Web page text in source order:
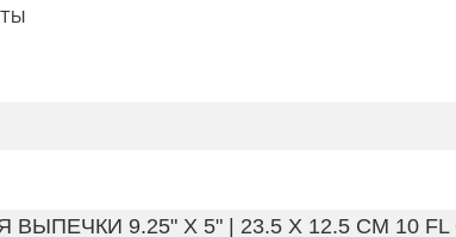
9.25" X 5" | 23.5 X 12.5 CM 10 FL